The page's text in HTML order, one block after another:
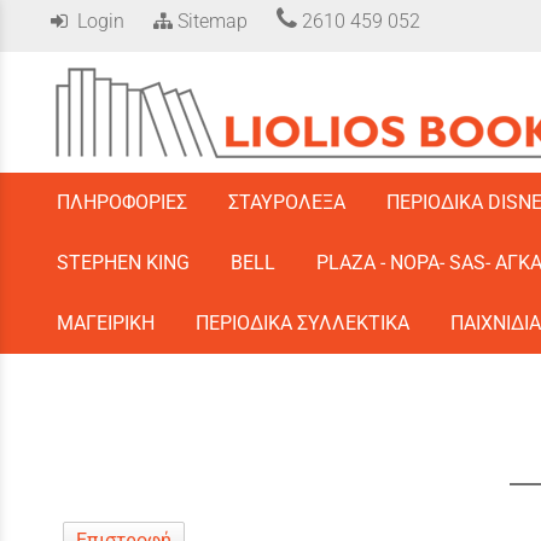
Login Sitemap 2610 459 052
ΠΛΗΡΟΦΟΡΙΕΣ ΣΤΑΥΡΟΛΕΞΑ ΠΕΡΙΟΔΙΚΑ
STEPHEN KING BELL PLAZA - ΝΟΡΑ- SAS-
ΜΑΓΕΙΡΙΚΗ ΠΕΡΙΟΔΙΚΑ ΣΥΛΛΕΚΤΙΚΑ ΠΑΙΧΝΙΔΙΑ